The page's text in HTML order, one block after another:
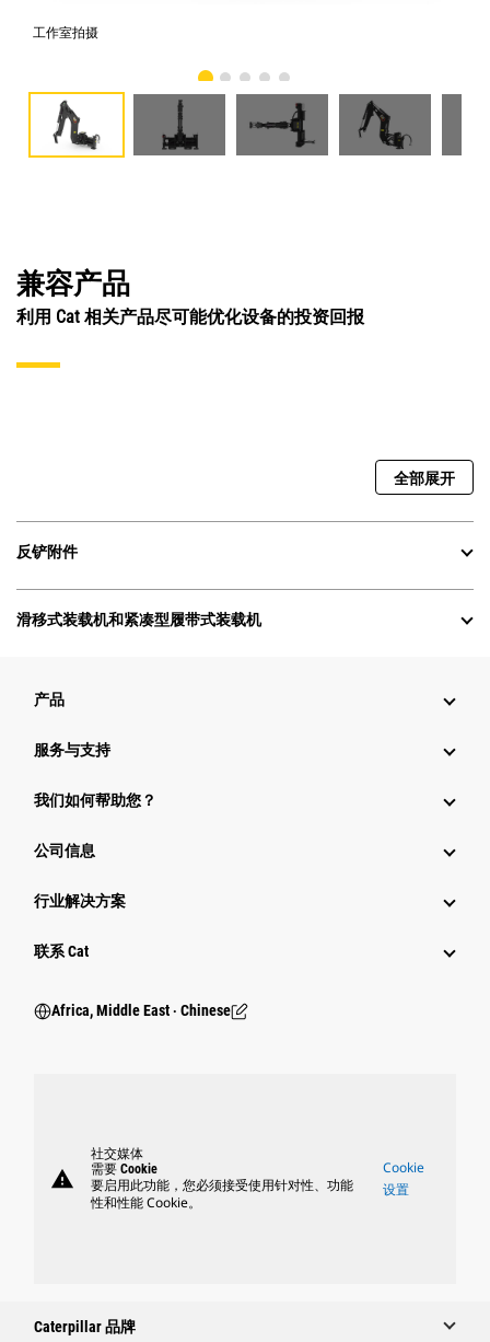
工作室拍摄
兼容产品
利用 Cat 相关产品尽可能优化设备的投资回报
全部展开
反铲附件
滑移式装载机和紧凑型履带式装载机
产品
服务与支持
我们如何帮助您？
公司信息
行业解决方案
行业
联系 Cat
Africa, Middle East ‧ Chinese
warning
社交媒体
需要 Cookie
要启用此功能，您必须接受使用针对性、功能
性和性能 Cookie。
Cookie
设置
Caterpillar 品牌